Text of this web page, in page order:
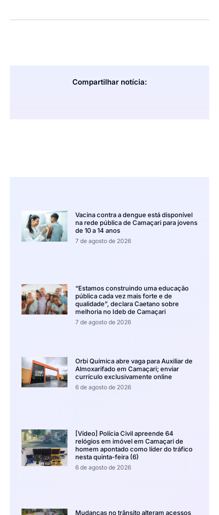
Compartilhar notícia:
Vacina contra a dengue está disponível
na rede pública de Camaçari para jovens
de 10 a 14 anos
7 de agosto de 2026
“Estamos construindo uma educação
pública cada vez mais forte e de
qualidade”, declara Caetano sobre
melhoria no Ideb de Camaçari
7 de agosto de 2026
Orbi Química abre vaga para Auxiliar de
Almoxarifado em Camaçari; enviar
currículo exclusivamente online
6 de agosto de 2026
[Vídeo] Polícia Civil apreende 64
relógios em imóvel em Camaçari de
homem apontado como líder do tráfico
nesta quinta-feira (6)
6 de agosto de 2026
Mudanças no trânsito alteram acessos